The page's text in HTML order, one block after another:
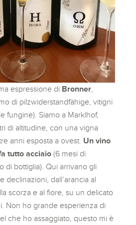
espressione di Bronner
di pilzwiderstandfähige, vitigni
fungine). Siamo a Marklhof,
di altitudine, con una vigna
anni esposta a ovest. Un vino
tutto acciaio (6 mesi di
di bottiglia). Qui arrivano gli
declinazioni, dall’arancia al
scorza e al fiore, su un delicato
Non ho grande esperienza di
che ho assaggiato, questo mi è